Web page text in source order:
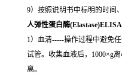
9）按照说明书中标明的时间
人弹性蛋白酶
1）血清-----操作过程中避免
试管。收集血液后，1000×g
离。